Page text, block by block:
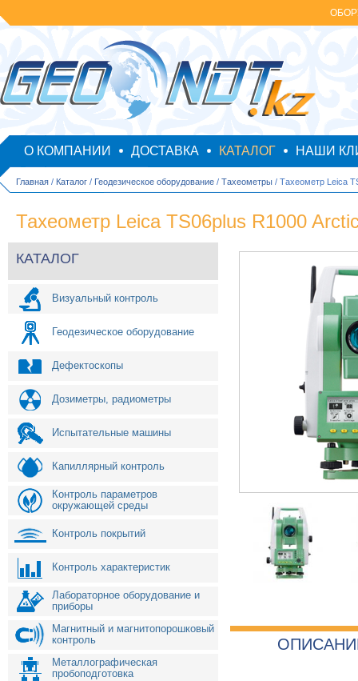
О КОМПАНИИ ДОСТАВКА КАТАЛОГ НАШИ
Главная / Каталог / Геодезическое оборудование / Тахеометры / Тахеометр Leica
Тахеометр Leica TS06plus R1000
КАТАЛОГ
Визуальный контроль
Геодезическое оборудование
Дефектоскопы
Дозиметры, радиометры
Испытательные машины
Капиллярный контроль
Контроль параметров
окружающей среды
Контроль покрытий
Контроль характеристик
Лабораторное оборудование и
приборы
Магнитный и магнитопорошковый
контроль
Металлографическая
пробоподготовка